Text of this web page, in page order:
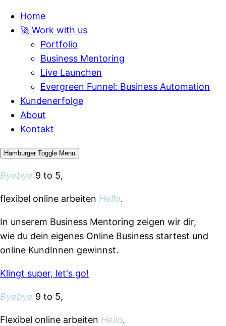
Home
🚀 Work with us
Portfolio
Business Mentoring
Live Launchen
Evergreen Funnel: Business Automation
Kundenerfolge
About
Kontakt
Hamburger Toggle Menu
Byebye 9 to 5,
flexibel online arbeiten Hello.
In unserem Business Mentoring zeigen wir dir,
wie du dein eigenes Online Business startest und
online KundInnen gewinnst.
Klingt super, let's go!
Byebye 9 to 5,
Flexibel online arbeiten Hello.